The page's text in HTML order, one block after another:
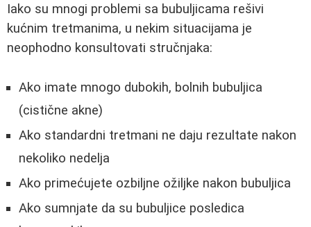
Iako su mnogi problemi sa bubuljicama rešivi
kućnim tretmanima, u nekim situacijama je
neophodno konsultovati stručnjaka:
Ako imate mnogo dubokih, bolnih bubuljica
(cistične akne)
Ako standardni tretmani ne daju rezultate nakon
nekoliko nedelja
Ako primećujete ozbiljne ožiljke nakon bubuljica
Ako sumnjate da su bubuljice posledica